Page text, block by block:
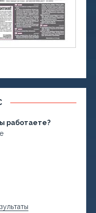
работаете?